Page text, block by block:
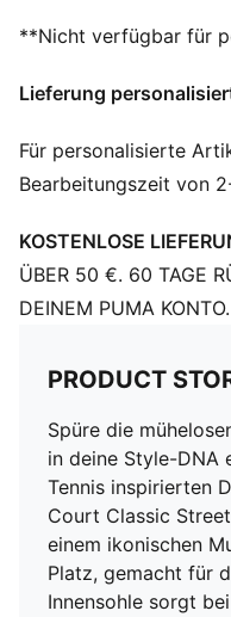
Reguläre Breite
Schnürung
PUMA Branding-Details
**Nicht verfügbar für
Lieferung
Für personalisierte
Bearbeitungszeit von
KOSTENLOSE
ÜBER 50 €. 60 TAGE
DEINEM PUMA KONTO.
PRODUCT
Spüre die
in deine Style-DNA
Tennis inspirierten
Court Classic
einem ikonischen
Platz, gemacht für
Innensohle sorgt